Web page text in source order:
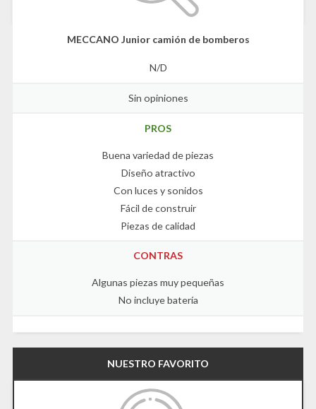
MECCANO Junior camión de bomberos
N/D
Sin opiniones
PROS
Buena variedad de piezas
Diseño atractivo
Con luces y sonidos
Fácil de construir
Piezas de calidad
CONTRAS
Algunas piezas muy pequeñas
No incluye batería
NUESTRO FAVORITO